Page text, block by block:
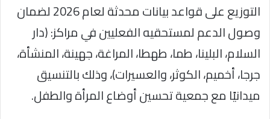
التوزيع على قواعد بيانات محدثة لعام 2026 لضمان
وصول الدعم لمستحقيه الفعليين في مراكز: (دار
السلام، البلينا، طما، طهطا، المراغة، جهينة، المنشأة،
جرجا، أخميم، الكوثر، والعسيرات)، وذلك بالتنسيق
ميدانيًا مع جمعية تحسين أوضاع المرأة والطفل.